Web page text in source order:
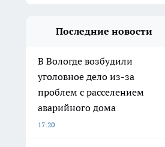
Последние новости
В Вологде возбудили
уголовное дело из-за
проблем с расселением
аварийного дома
17:20